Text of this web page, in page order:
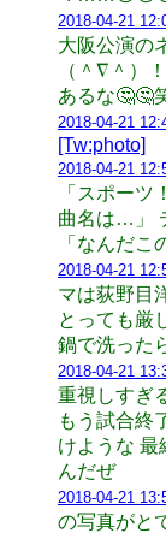
2018-04-21
大阪公演の
（＾∇＾）
あるな🤔🤔
2018-04-21
[Tw:photo]
2018-04-21
「スポー
曲名は…」
「なんだこ
2018-04-21
マは荻野目
とっても厳
鍋で洗った
2018-04-21
重視しすぎ
もう試合終
けような 最
んだぜ
2018-04-21
の写真がと